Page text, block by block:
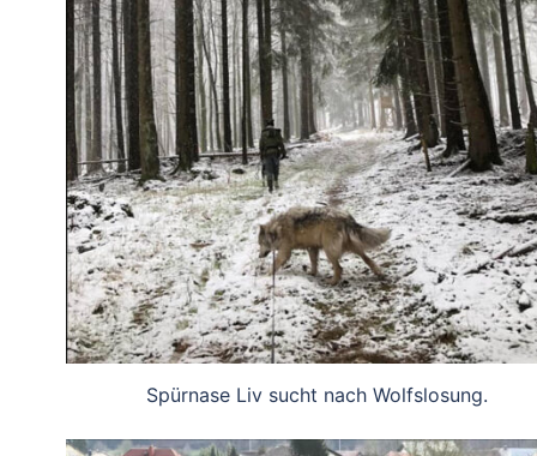
Spürnase Liv sucht nach Wolfslosung.